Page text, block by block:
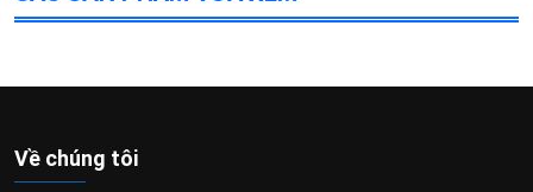
Về chúng tôi